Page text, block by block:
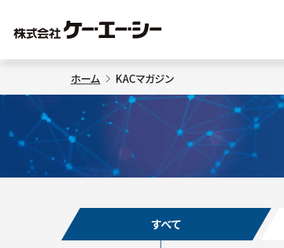
ホーム KACマガジン
すべて